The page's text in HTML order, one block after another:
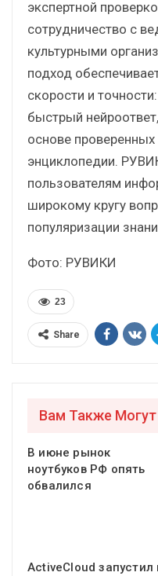
экспертной
сотрудничество с
культурными
подход
скорости и
быстрый
основе
энциклопедии.
пользователям
широкому кругу
популяризации
Фото: РУВИКИ
23
Share
Вам Также
В июне рынок
ноутбуков РФ опять
обвалился
ActiveCloud запустил